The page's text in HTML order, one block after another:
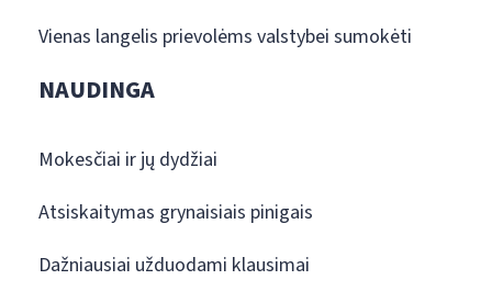
Vienas langelis prievolėms valstybei sumokėti
NAUDINGA
Mokesčiai ir jų dydžiai
Atsiskaitymas grynaisiais pinigais
Dažniausiai užduodami klausimai